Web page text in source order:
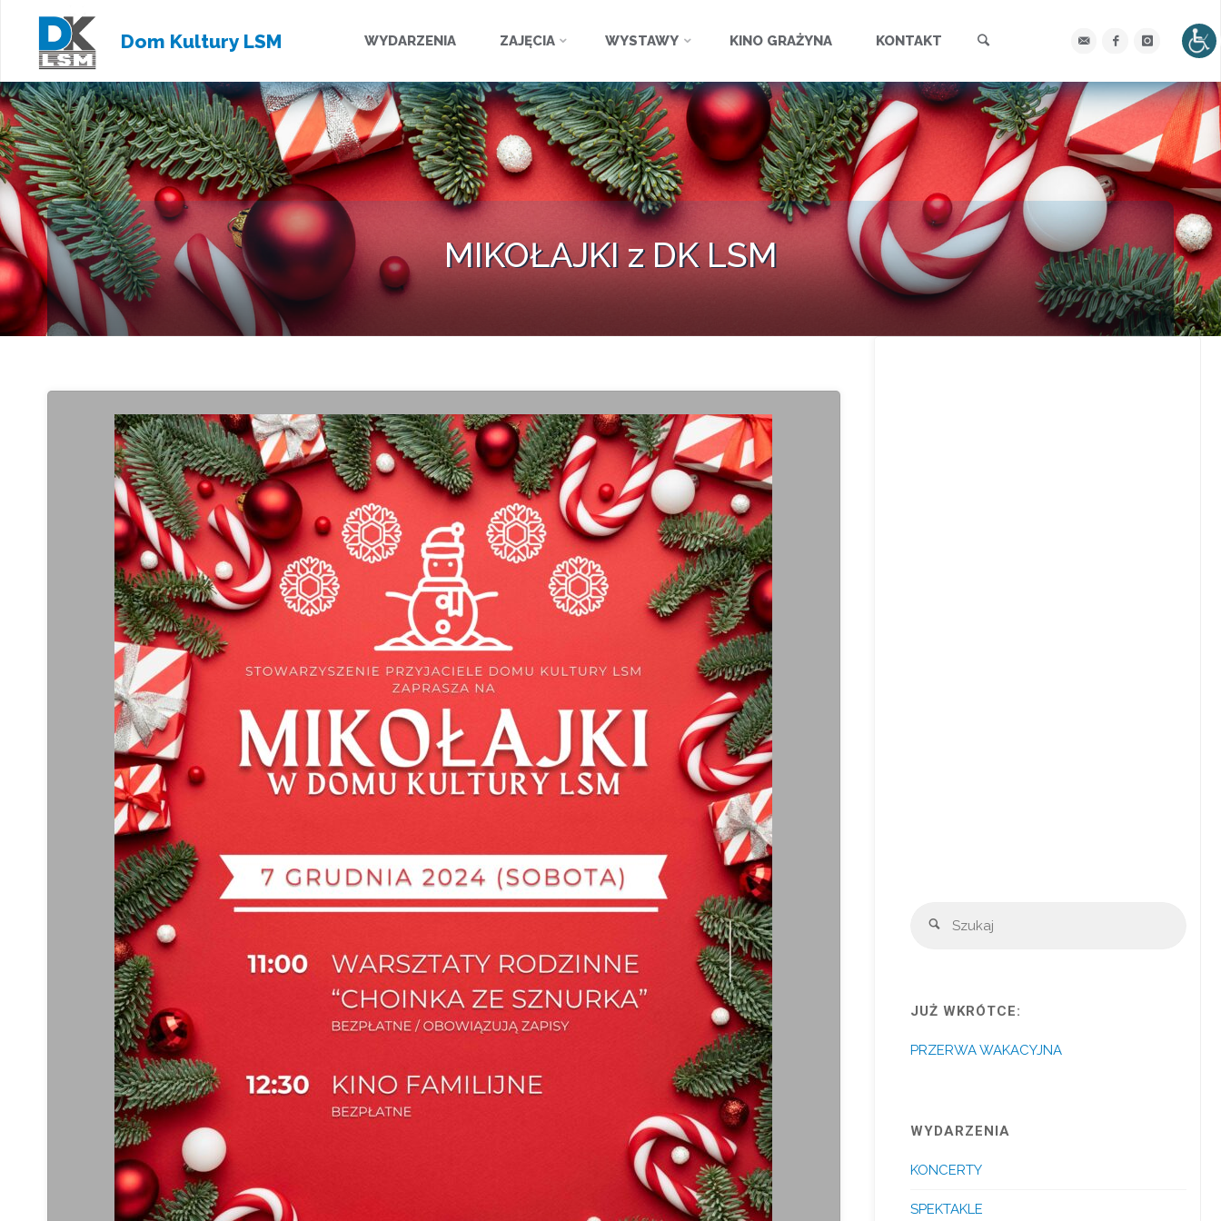
Dom Kultury LSM
treści
WYDARZENIA ZAJĘCIA WYSTAWY KINO GRAŻYNA KONTAKT
MIKOŁAJKI z DK LSM
Szukaj
JUŻ WKRÓTCE:
PRZERWA WAKACYJNA
WYDARZENIA
KONCERTY
SPEKTAKLE